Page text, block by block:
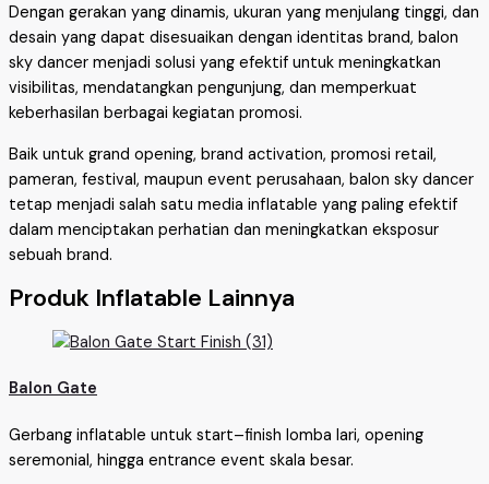
Dengan gerakan yang dinamis, ukuran yang menjulang tinggi, dan
desain yang dapat disesuaikan dengan identitas brand, balon
sky dancer menjadi solusi yang efektif untuk meningkatkan
visibilitas, mendatangkan pengunjung, dan memperkuat
keberhasilan berbagai kegiatan promosi.
Baik untuk grand opening, brand activation, promosi retail,
pameran, festival, maupun event perusahaan, balon sky dancer
tetap menjadi salah satu media inflatable yang paling efektif
dalam menciptakan perhatian dan meningkatkan eksposur
sebuah brand.
Produk Inflatable Lainnya
Balon Gate
Gerbang inflatable untuk start–finish lomba lari, opening
seremonial, hingga entrance event skala besar.